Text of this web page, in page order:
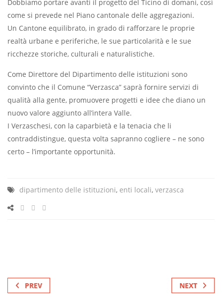
Dobbiamo portare avanti il progetto del Ticino di domani, così
come si prevede nel Piano cantonale delle aggregazioni.
Un Cantone equilibrato, in grado di rafforzare le proprie
realtà urbane e periferiche, le sue particolarità e le sue
ricchezze storiche, culturali e naturalistiche.
Come Direttore del Dipartimento delle istituzioni sono
convinto che il Comune “Verzasca” saprà fornire servizi di
qualità alla gente, promuovere progetti e idee che diano un
nuovo valore aggiunto all’intera Valle.
I Verzaschesi, con la caparbietà e la tenacia che li
contraddistingue, questa volta sapranno cogliere – ne sono
certo – l’importante opportunità.
dipartimento delle istituzioni, enti locali, verzasca
PREV NEXT